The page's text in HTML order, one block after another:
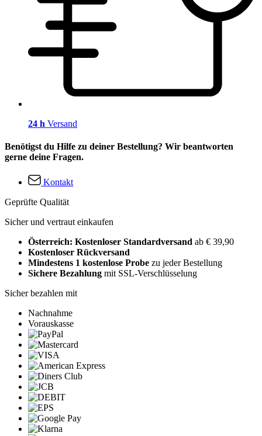
24 h Versand
Benötigst du Hilfe zu deiner Bestellung? Wir beantworten
gerne deine Fragen.
Kontakt
Geprüfte Qualität
Sicher und vertraut einkaufen
Österreich: Kostenloser Standardversand ab € 39,90
Kostenloser Rückversand
Mindestens 1 kostenlose Probe zu jeder Bestellung
Sichere Bezahlung mit SSL-Verschlüsselung
Sicher bezahlen mit
Nachnahme
Vorauskasse